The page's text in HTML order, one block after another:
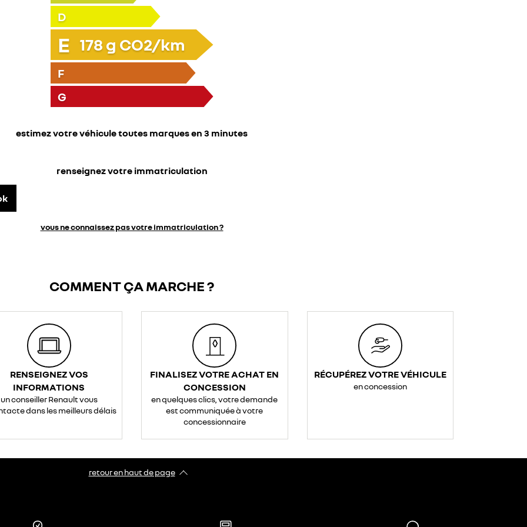
D
E 178 g CO2/km
F
G
estimez votre véhicule toutes marques en 3 minutes
renseignez votre immatriculation
vous ne connaissez pas votre immatriculation ?
COMMENT ÇA MARCHE ?
RENSEIGNEZ VOS
INFORMATIONS
un conseiller Renault vous
dans les meilleurs délais
FINALISEZ VOTRE ACHAT EN
CONCESSION
en quelques clics, votre demande
est communiquée à votre
concessionnaire
RÉCUPÉREZ VOTRE VÉHICULE
en concession
retour en haut de page​